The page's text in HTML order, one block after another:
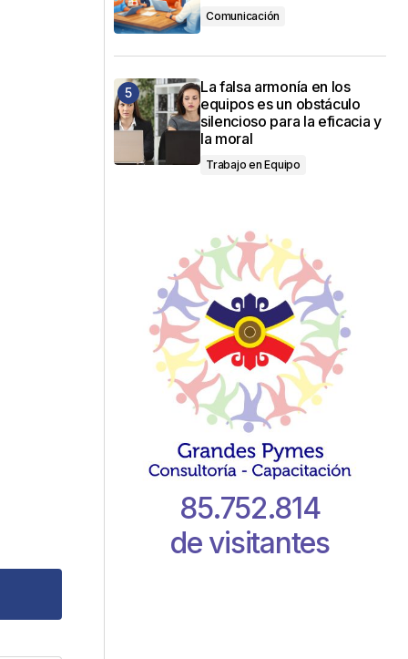
Comunicación
La falsa armonía en los
equipos es un obstáculo
silencioso para la eficacia y
la moral
Trabajo en Equipo
85.752.814
de visitantes